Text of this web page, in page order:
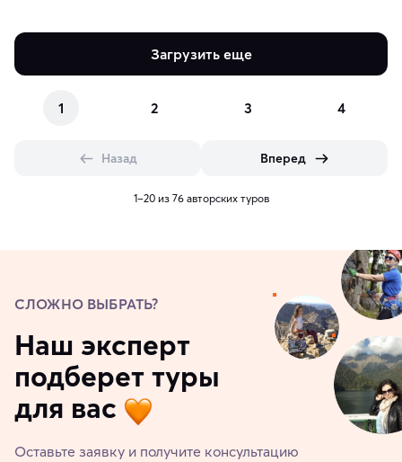
Загрузить еще
1 2 3 4
Назад Вперед
1–20 из 76 авторских туров
СЛОЖНО ВЫБРАТЬ?
Наш эксперт
подберет туры
для вас
Оставьте заявку и получите консультацию